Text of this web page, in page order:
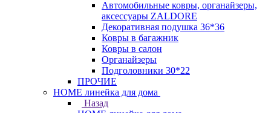
Автомобильные ковры, органайзеры,
аксессуары ZALDORE
Декоративная подушка 36*36
Ковры в багажник
Ковры в салон
Органайзеры
Подголовники 30*22
ПРОЧИЕ
HOME линейка для дома
Назад